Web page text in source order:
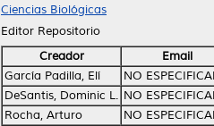
Ciencias Biológicas
Editor Repositorio
Creador
Email
García Padilla, Elí
NO
DeSantis, Dominic L. NO
Rocha, Arturo
NO